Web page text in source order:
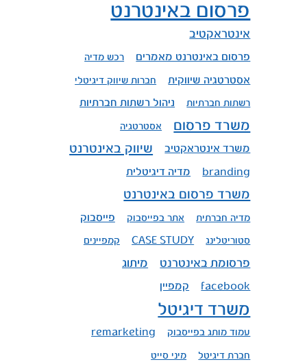
פרסום באינטרנט
אינטראקטיב
פרסום באינטרנט מאמרים רכש מדיה
אסטרטגיה שיווקית חברות שיווק דיגיטלי
רשתות חברתיות ניהול רשתות חברתיות
משרד פרסום אסטרטגיה
משרד אינטראקטיב שיווק באינטרנט
branding מדיה דיגיטלית
משרד פרסום באינטרנט
מדיה חברתית אתר בפייסבוק פייסבוק
סטוריטלינג CASE STUDY קמפיינים
פרסומת באינטרנט מיתוג
facebook קמפיין
משרד דיגיטל
עמוד מותג בפייסבוק remarketing
חברת דיגיטל מיני סייט